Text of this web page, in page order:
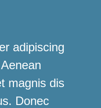
adipiscing
magnis dis
Donec